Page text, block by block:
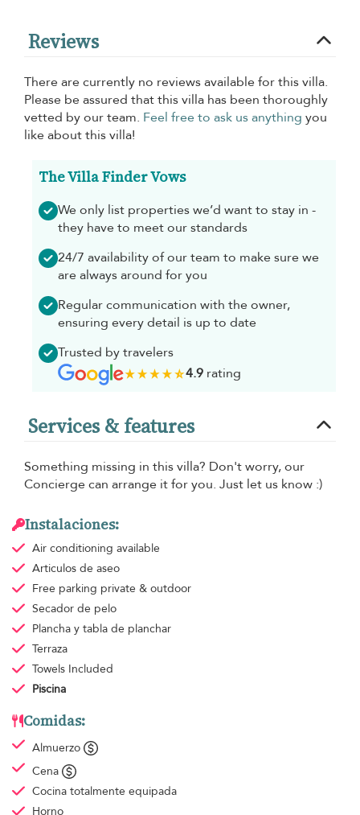
Reviews
There are currently no reviews available for this villa.
Please be assured that this villa has been thoroughly
vetted by our team. Feel free to ask us anything you
like about this villa!
The Villa Finder Vows
We only list properties we’d want to stay in -
they have to meet our standards
24/7 availability of our team to make sure we
are always around for you
Regular communication with the owner,
ensuring every detail is up to date
Trusted by travelers
4.9rating
Services & features
Something missing in this villa? Don't worry, our
Concierge can arrange it for you. Just let us know :)
Instalaciones:
Air conditioning available
Articulos de aseo
Free parking private & outdoor
Secador de pelo
Plancha y tabla de planchar
Terraza
Towels Included
Piscina
Comidas:
Almuerzo
Cena
Cocina totalmente equipada
Horno